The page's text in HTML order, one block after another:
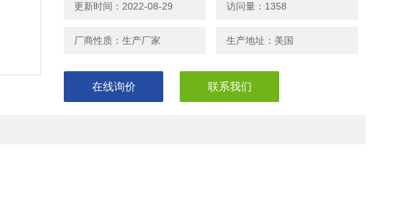
更新时间：2022-08-29 访问量：1358
厂商性质：生产厂家 生产地址：美国
在线询价 联系我们